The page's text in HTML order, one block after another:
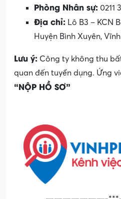
Phòng Nhân sự: 0211
Địa chỉ: Lô B3 – KCN
Huyện Bình Xuyên,
Lưu ý: Công ty không thu
quan đến tuyển dụng. Ứng
“NỘP HỒ SƠ”